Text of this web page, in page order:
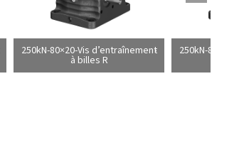
250kN-80×20-Vis d’entraînement
à billes R
250kN-